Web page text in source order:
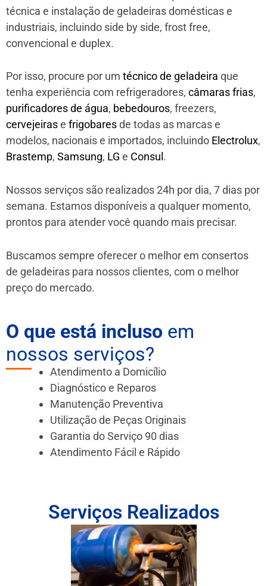
técnica e instalação de geladeiras domésticas e
industriais, incluindo side by side, frost free,
convencional e duplex.
Por isso, procure por um técnico de geladeira que
tenha experiência com refrigeradores, câmaras frias,
purificadores de água, bebedouros, freezers,
cervejeirase frigobaresde todas as marcas e
modelos, nacionais e importados, incluindo Electrolux,
Brastemp, Samsung, LG e Consul .
Nossos serviços são realizados 24h por dia, 7 dias por
semana. Estamos disponíveis a qualquer momento,
prontos para atender você quando mais precisar.
Buscamos sempre oferecer o melhor em consertos
de geladeiras para nossos clientes, com o melhor
preço do mercado.
O que está incluso em
nossos serviços?
Atendimento a Domicílio
Diagnóstico e Reparos
Manutenção Preventiva
Utilização de Peças Originais
Garantia do Serviço 90 dias
Atendimento Fácil e Rápido
Serviços Realizados